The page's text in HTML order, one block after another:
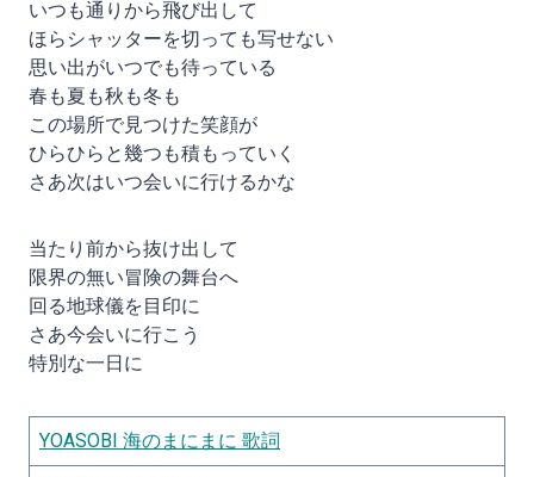
いつも通りから飛び出して
ほらシャッターを切っても写せない
思い出がいつでも待っている
春も夏も秋も冬も
この場所で見つけた笑顔が
ひらひらと幾つも積もっていく
さあ次はいつ会いに行けるかな
当たり前から抜け出して
限界の無い冒険の舞台へ
回る地球儀を目印に
さあ今会いに行こう
特別な一日に
YOASOBI 海のまにまに 歌詞